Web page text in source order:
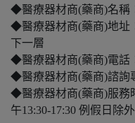
◆醫療器材商(藥商)名稱
◆醫療器材商(藥商)地址
下一層
◆醫療器材商(藥商)電話
◆醫療器材商(藥商)諮詢
◆醫療器材商(藥商)服務
午13:30-17:30 例假日除外